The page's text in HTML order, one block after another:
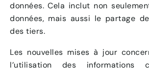
données. Cela inclut non
données, mais aussi le partage
des tiers.
Les nouvelles mises à jour
l’utilisation des informations